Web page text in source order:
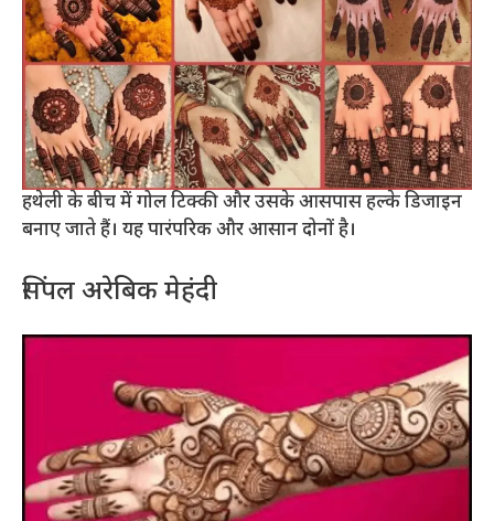
हथेली के बीच में गोल टिक्की और उसके आसपास हल्के डिजाइन
बनाए जाते हैं। यह पारंपरिक और आसान दोनों है।
सिंपल अरेबिक मेहंदी